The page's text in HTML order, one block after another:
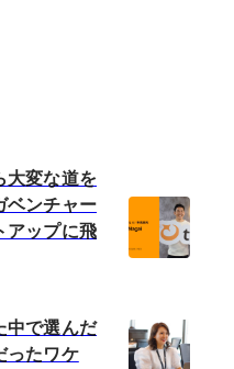
大変な道を
ベンチャー
アップに飛
中で選んだ
ったワケ